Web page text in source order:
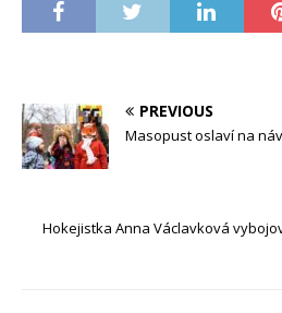
PREVIOUS
Masopust oslaví na
Hokejistka Anna Václavková